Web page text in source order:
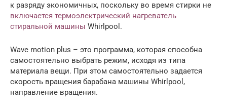
к разряду экономичных, поскольку во время стирки не
включается термоэлектрический нагреватель
стиральной машины Whirlpool.
Wave motion plus – это программа, которая способна
самостоятельно выбрать режим, исходя из типа
материала вещи. При этом самостоятельно задается
скорость вращения барабана машины Whirlpool,
направление вращения.